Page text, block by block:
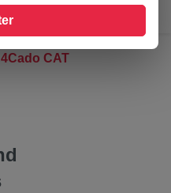
Du hast 0
4Cado CAT